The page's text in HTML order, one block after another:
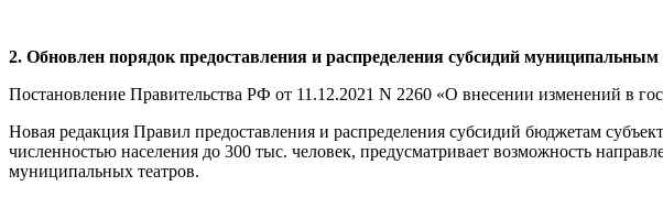
2. Обновлен порядок предоставления и распределения субсидий
Постановление Правительства РФ от 11.12.2021 N 2260 «О внесении изменений в
Новая редакция Правил предоставления и распределения субсидий бюджетам
численностью населения до 300 тыс. человек, предусматривает возможность
муниципальных театров.